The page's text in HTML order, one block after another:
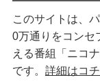
このサイトは、
0万通りをコンセ
える番組「ニコ
です。 詳細はコ